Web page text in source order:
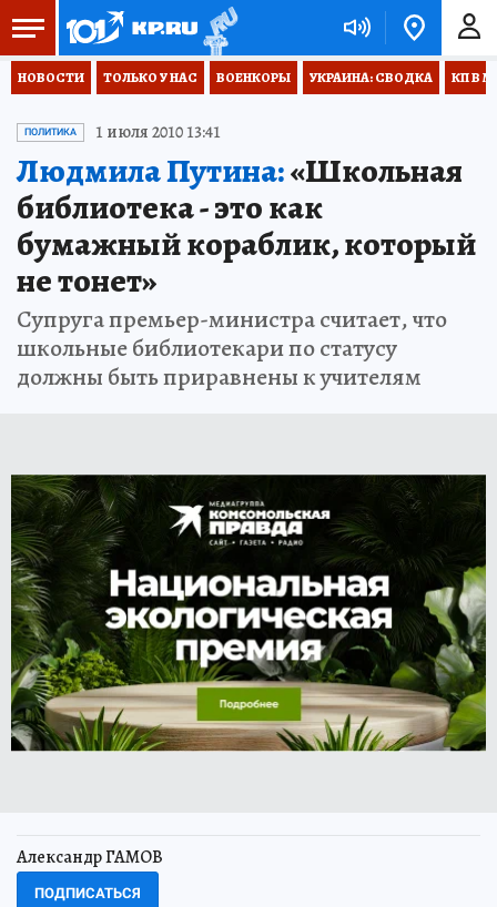
НОВОСТИ ТОЛЬКО У НАС ВОЕНКОРЫ УКРАИНА: СВОДКА КП В
ПОЛИТИКА 1 июля 2010 13:41
Людмила Путина:«Школьная
библиотека - это как
бумажный кораблик, который
не тонет»
Супруга премьер-министра считает, что
школьные библиотекари по статусу
должны быть приравнены к учителям
Александр ГАМОВ
ПОДПИСАТЬСЯ